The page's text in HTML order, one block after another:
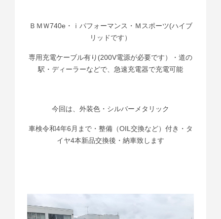
ＢＭＷ740e・ｉパフォーマンス・Ｍスポーツ(ハイブ
リッドです）
専用充電ケーブル有り(200V電源が必要です）・道の
駅・ディーラーなどで、急速充電器で充電可能
今回は、外装色・シルバーメタリック
車検令和4年6月まで・整備（OIL交換など）付き・タ
イヤ4本新品交換後・納車致します